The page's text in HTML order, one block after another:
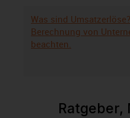
Was sind
Berechnung von
beachten.
Ratgeber,